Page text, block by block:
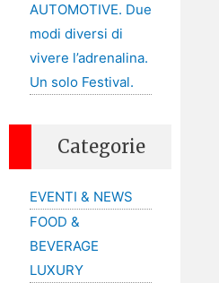
AUTOMOTIVE. Due
modi diversi di
vivere l’adrenalina.
Un solo Festival.
Categorie
EVENTI & NEWS
FOOD &
BEVERAGE
LUXURY